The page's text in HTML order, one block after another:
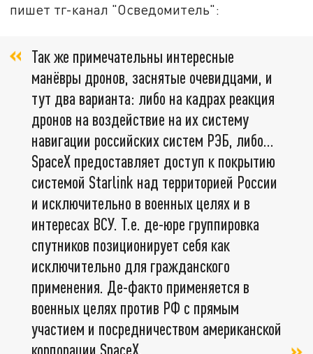
пишет тг-канал "Осведомитель":
Так же примечательны интересные
манёвры дронов, заснятые очевидцами, и
тут два варианта: либо на кадрах реакция
дронов на воздействие на их систему
навигации российских систем РЭБ, либо…
SpaceX предоставляет доступ к покрытию
системой Starlink над территорией России
и исключительно в военных целях и в
интересах ВСУ. Т.е. де-юре группировка
спутников позиционирует себя как
исключительно для гражданского
применения. Де-факто применяется в
военных целях против РФ с прямым
участием и посредничеством американской
корпорации SpaceX.